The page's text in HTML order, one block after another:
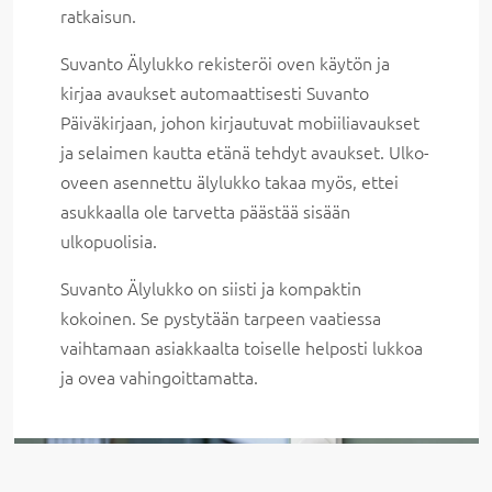
ratkaisun.
Suvanto Älylukko rekisteröi oven käytön ja
kirjaa avaukset automaattisesti Suvanto
Päiväkirjaan, johon kirjautuvat mobiiliavaukset
ja selaimen kautta etänä tehdyt avaukset. Ulko-
oveen asennettu älylukko takaa myös, ettei
asukkaalla ole tarvetta päästää sisään
ulkopuolisia.
Suvanto Älylukko on siisti ja kompaktin
kokoinen. Se pystytään tarpeen vaatiessa
vaihtamaan asiakkaalta toiselle helposti lukkoa
ja ovea vahingoittamatta.